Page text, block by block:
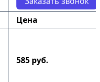
Цена
585 руб.